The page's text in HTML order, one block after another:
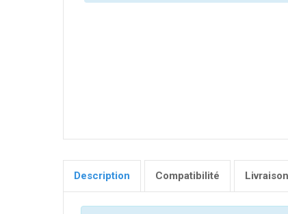
Description Compatibilité